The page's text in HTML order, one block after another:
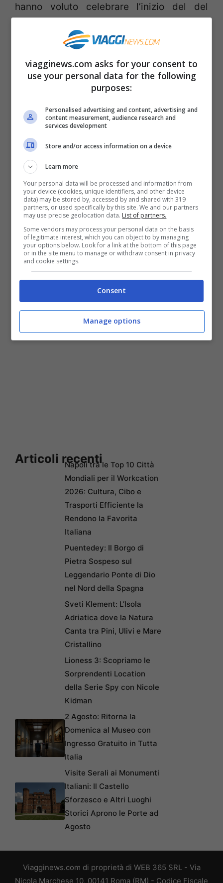
hanno voluto celebrare l’inizio del del
molti emigrati e che corrisponde ad un
periodo di viaggi molto intenso.
Quale miglior modo di festeggiare se non
quello di danzare a ritmo di hip hop? Il
flash mob è stato molto apprezzato e il
video che state per vedere ha ricevuto
Articoli recentiNapoli tra le Top 10 Città
Mondiali per il Workcation
2026: Cultura, Cibo e
Trasporti Efficiente la
Rendono la Favorita
Italiana
Puentedey: Il Borgo di
Pietra Sospeso sul
Leggendario Ponte di Dio
nel Nord della Spagna
Sveti Klement: L’Isola
Adriatica dove la Natura
Canta tra Pini, Ulivi e Mare
Cristallino
Lioness 3: Scopriamo le
Sorprendenti Location
della Serie Spy con Nicole
Kidman
2 Agosto: Ritorna la
Domenica al Museo con
Ingresso Gratuito in Tutta
Italia
Visite Serali ai Monumenti
Italiani: Il Castello
Sforzesco e Altri Luoghi
Storici Aprono le Porte ad
Agosto
Viagginews.com di proprietà di WEB 365 SRL - Via
Nicola Marchese 10, 00141 Roma (RM) - Codice Fiscale
viagginews.com asks for your consent to
use your personal data for the following
purposes:
Personalised advertising and content, advertising and
content measurement, audience research and
services development
Store and/or access information on a device
Learn more
Your personal data will be processed and information from
your device (cookies, unique identifiers, and other device
data) may be stored by, accessed by and shared with 319
partners, or used specifically by this site. We and our partners
may use precise geolocation data. List of partners.
Some vendors may process your personal data on the basis
of legitimate interest, which you can object to by managing
your options below. Look for a link at the bottom of this page
or in the site menu to manage or withdraw consent in privacy
and cookie settings.
Consent
Manage options